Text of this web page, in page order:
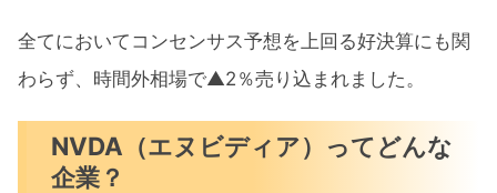
全てにおいてコンセンサス予想を上回る好決算にも関
わらず、時間外相場で▲2％売り込まれました。
NVDA（エヌビディア）ってどんな
企業？